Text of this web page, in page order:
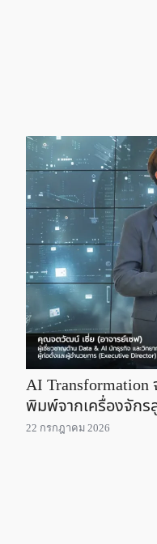
AI Transformation
พิมพ์จากเครื่องจักร
22 กรกฎาคม 2026